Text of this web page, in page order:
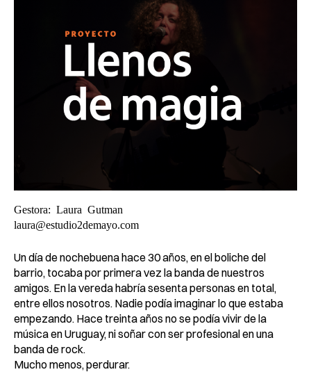
Gestora: Laura Gutman
laura@estudio2demayo.com
Un día de nochebuena hace 30 años, en el boliche del
barrio, tocaba por primera vez la banda de nuestros
amigos. En la vereda habría sesenta personas en total,
entre ellos nosotros. Nadie podía imaginar lo que estaba
empezando. Hace treinta años no se podía vivir de la
música en Uruguay, ni soñar con ser profesional en una
banda de rock.
Mucho menos, perdurar.